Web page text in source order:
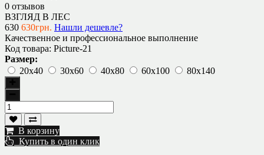
0 отзывов
ВЗГЛЯД В ЛЕС
630 630грн. Нашли дешевле?
Качественное и профессиональное выполнение
Код товара: Picture-21
Размер:
20х40
30х60 40х80 60х100 80х140
В корзину
Купить в один клик